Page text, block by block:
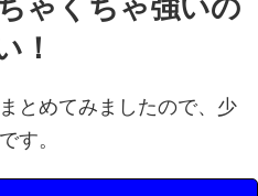
ゃくちゃ強いの
！
とめてみましたので、少
す。